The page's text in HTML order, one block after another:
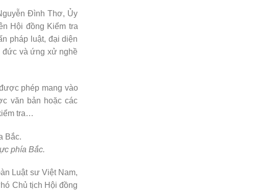
Đình Thơ, Ủy
Hội đồng Kiểm tra
pháp luật, đại diện
đức và ứng xử nghề
phép mang vào
văn bản hoặc các
tra…
phía Bắc.
Luật sư Việt Nam,
Chủ tịch Hội đồng